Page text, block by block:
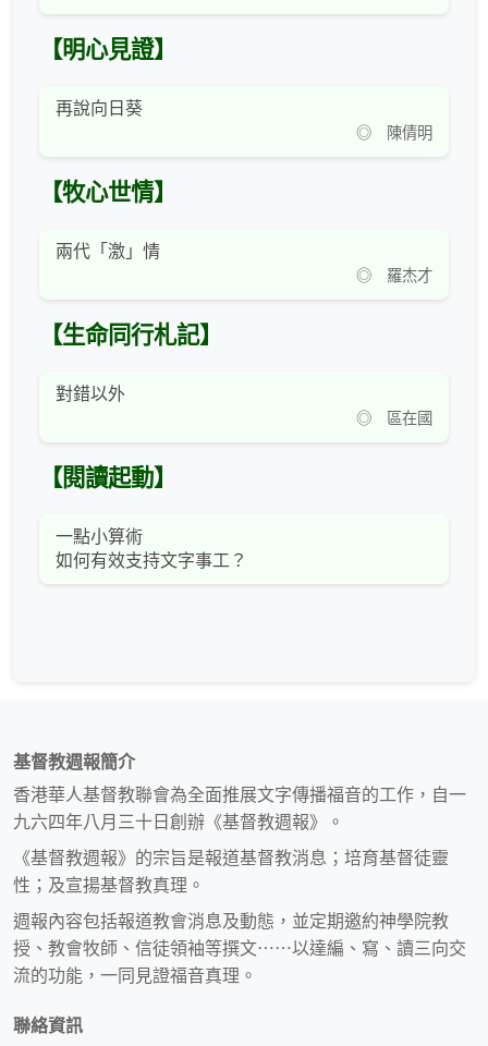
【明心見證】
再說向日葵
◎ 陳倩明
【牧心世情】
兩代「激」情
◎ 羅杰才
【生命同行札記】
對錯以外
◎ 區在國
【閱讀起動】
一點小算術
如何有效支持文字事工？
基督教週報簡介
香港華人基督教聯會為全面推展文字傳播福音的工作，自一
九六四年八月三十日創辦《基督教週報》。
《基督教週報》的宗旨是報道基督教消息；培育基督徒靈
性；及宣揚基督教真理。
週報內容包括報道教會消息及動態，並定期邀約神學院教
授、教會牧師、信徒領袖等撰文⋯⋯以達編、寫、讀三向交
流的功能，一同見證福音真理。
聯絡資訊